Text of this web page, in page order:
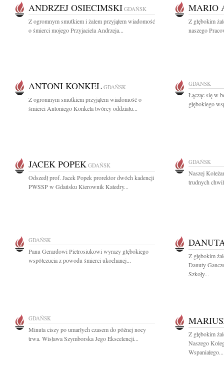
ANDRZEJ OSIECIMSKI GDAŃSK
Z ogromnym smutkiem i żalem przyjąłem wiadomość
o śmierci mojego Przyjaciela Andrzeja...
MARIO
Z głębokim
naszego
ANTONI KONKEL GDAŃSK
Z ogromnym smutkiem przyjąłem wiadomość o
śmierci Antoniego Konkela twórcy oddziału...
GDAŃSK
Łącząc się w
głębokiego
JACEK POPEK GDAŃSK
Odszedł prof. Jacek Popek prorektor dwóch kadencji
PWSSP w Gdańsku Kierownik Katedry...
GDAŃSK
Naszej
trudnych
GDAŃSK
Panu Gerardowi Pietrosiukowi wyrazy głębokiego
współczucia z powodu śmierci ukochanej...
Z głębokim
Danuty
Szkoły...
GDAŃSK
Minuta ciszy po umarłych czasem do późnej nocy
trwa. Wisława Szymborska Jego Ekscelencji...
Z głębokim
Naszego
Wspaniałego...